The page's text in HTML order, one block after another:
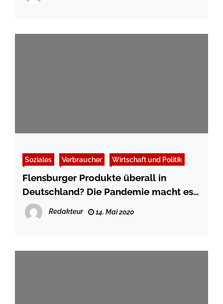
Soziales Verbraucher Wirtschaft und Politik
Flensburger Produkte überall in
Deutschland? Die Pandemie macht es
möglich
Redakteur 14. Mai 2020